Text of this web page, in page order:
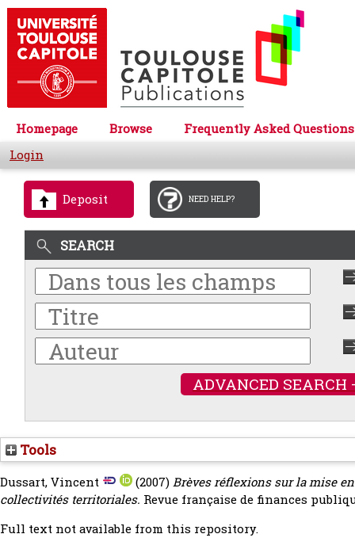
Homepage Browse
Frequently Asked Questions
Login
Deposit NEED HELP?
SEARCH
ADVANCED SEARCH
Tools
Dussart, Vincent (2007)Brèves réflexions sur la mise
collectivités territoriales. Revue française de finances
Full text not available from this repository.